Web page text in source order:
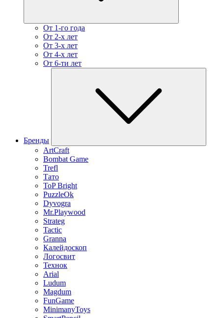
От 1-го года
От 2-х лет
От 3-х лет
От 4-х лет
От 6-ти лет
Бренды
ArtCraft
Bombat Game
Trefl
Тато
ToP Bright
PuzzleOk
Dyvogra
Mr.Playwood
Strateg
Tactic
Granna
Калейдоскоп
Логосвит
Технок
Arial
Ludum
Magdum
FunGame
MinimanyToys